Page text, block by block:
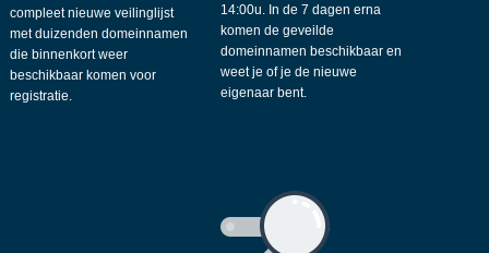
compleet nieuwe veilinglijst
met duizenden domeinnamen
die binnenkort weer
beschikbaar komen voor
registratie.
14:00u. In de 7 dagen erna
komen de geveilde
domeinnamen beschikbaar en
weet je of je de nieuwe
eigenaar bent.